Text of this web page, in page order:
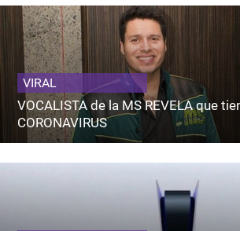
VIRAL
VOCALISTA de la MS REVELA que
CORONAVIRUS